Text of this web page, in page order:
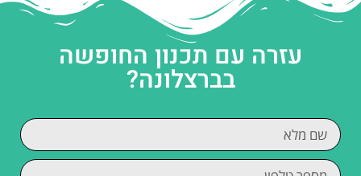
עזרה עם תכנון החופשה
בברצלונה?